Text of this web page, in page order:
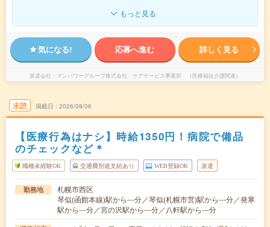
もっと見る
気になる! 応募へ進む 詳しく見る
派遣会社 マンパワーグループ株式会社 ケアサービス事業部 （医療福祉介護関連）
未読 掲載日 2026/08/06
【医療行為はナシ】時給1350円！病院で備品
のチェックなど＊
職種未経験OK 交通費別途支給あり WEB登録OK 派遣
勤務地
札幌市西区
琴似(函館本線)駅から---分／琴似(札幌市営)駅から---分／発寒
駅から---分／宮の沢駅から---分／八軒駅から---分